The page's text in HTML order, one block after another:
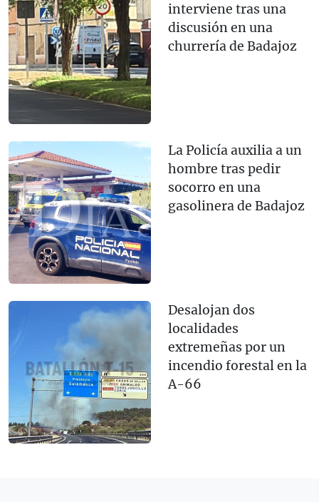
interviene tras una
discusión en una
churrería de Badajoz
La Policía auxilia a un
hombre tras pedir
socorro en una
gasolinera de Badajoz
Desalojan dos
localidades
extremeñas por un
incendio forestal en la
A-66